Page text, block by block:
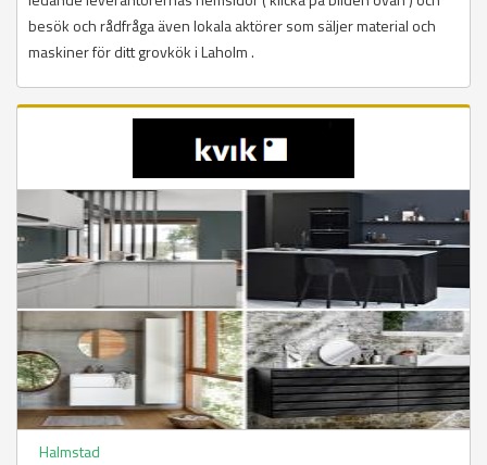
besök och rådfråga även lokala aktörer som säljer material och
maskiner för ditt grovkök i Laholm .
Halmstad